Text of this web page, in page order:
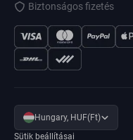
Biztonságos fizetés
Hungary, HUF(Ft)
Sütik beállításai